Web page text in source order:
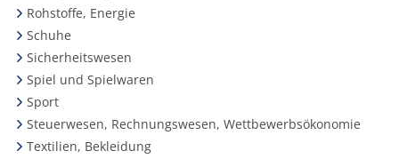
Rohstoffe, Energie
Schuhe
Sicherheitswesen
Spiel und Spielwaren
Sport
Steuerwesen, Rechnungswesen, Wettbewerbsökonomie
Textilien, Bekleidung